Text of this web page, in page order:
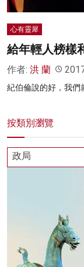
心有靈犀
給年輕人榜樣
作者: 洪 蘭
紀伯倫說的好，我們
按類別瀏覽
政局